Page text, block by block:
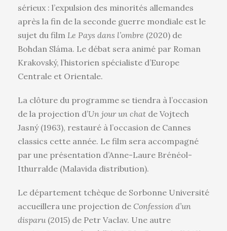
sérieux : l’expulsion des minorités allemandes
après la fin de la seconde guerre mondiale est le
sujet du film Le Pays dans l’ombre (2020) de
Bohdan Sláma. Le débat sera animé par Roman
Krakovský, l’historien spécialiste d’Europe
Centrale et Orientale.
La clôture du programme se tiendra à l’occasion
de la projection d’Un jour un chat de Vojtech
Jasný (1963), restauré à l’occasion de Cannes
classics cette année. Le film sera accompagné
par une présentation d’Anne-Laure Brénéol-
Ithurralde (Malavida distribution).
Le département tchèque de Sorbonne Université
accueillera une projection de Confession d’un
disparu(2015) de Petr Vaclav. Une autre